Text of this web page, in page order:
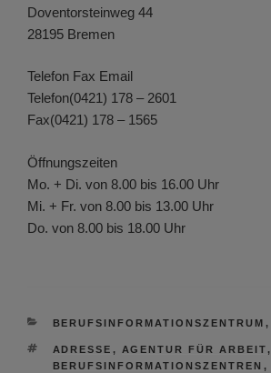
Doventorsteinweg 44
28195 Bremen
Telefon Fax Email
Telefon(0421) 178 – 2601
Fax(0421) 178 – 1565
Öffnungszeiten
Mo. + Di. von 8.00 bis 16.00 Uhr
Mi. + Fr. von 8.00 bis 13.00 Uhr
Do. von 8.00 bis 18.00 Uhr
KATEGORIEN
BERUFSINFORMATIONSZENTRUM ,
SCHLAGWÖRTER
ADRESSE , AGENTUR FÜR ARBEIT ,
BERUFSINFORMATIONSZENTREN ,